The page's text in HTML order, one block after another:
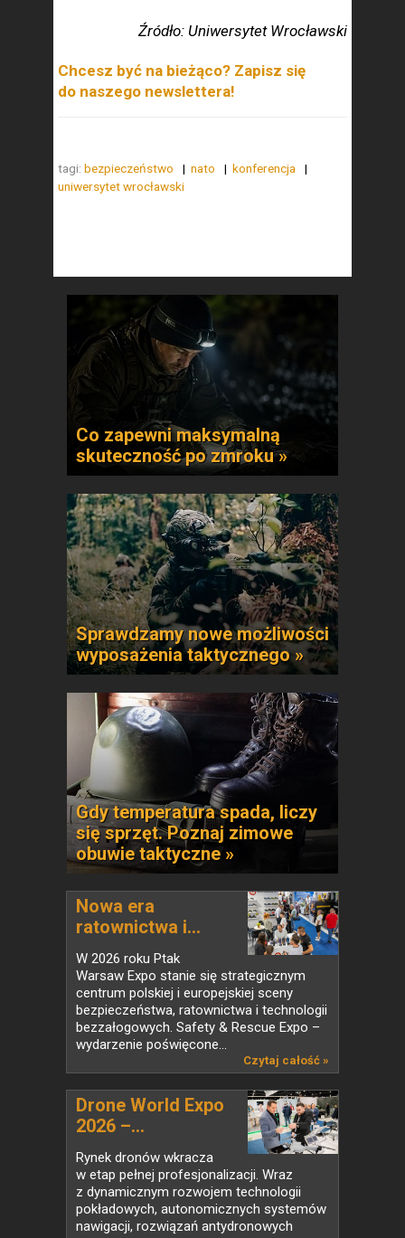
Źródło: Uniwersytet Wrocławski
Chcesz być na bieżąco? Zapisz się
do naszego newslettera!
tagi: bezpieczeństwo nato
konferencja
uniwersytet wrocławski
Co zapewni maksymalną
skuteczność po zmroku »
Sprawdzamy nowe możliwości
wyposażenia taktycznego »
Gdy temperatura spada, liczy
się sprzęt. Poznaj zimowe
obuwie taktyczne »
Nowa era
ratownictwa i...
W 2026 roku Ptak
Warsaw Expo stanie się strategicznym
centrum polskiej i europejskiej sceny
bezpieczeństwa, ratownictwa i technologii
bezzałogowych. Safety & Rescue Expo –
wydarzenie poświęcone...
Czytaj całość »
Drone World Expo
2026 –...
Rynek dronów wkracza
w etap pełnej profesjonalizacji. Wraz
z dynamicznym rozwojem technologii
pokładowych, autonomicznych systemów
nawigacji, rozwiązań antydronowych